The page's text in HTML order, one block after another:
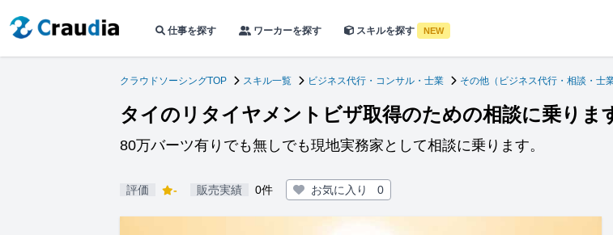
仕事を探す ワーカーを探す スキルを探す NEW
クラウドソーシングTOP スキル一覧 ビジネス代行・コンサル・士業 その他（ビジネス代行・相談・士業
タイのリタイヤメントビザ取得のための相談に乗りま
80万バーツ有りでも無しでも現地実務家として相談に乗ります。
評価 - 販売実績 0件 お気に入り 0